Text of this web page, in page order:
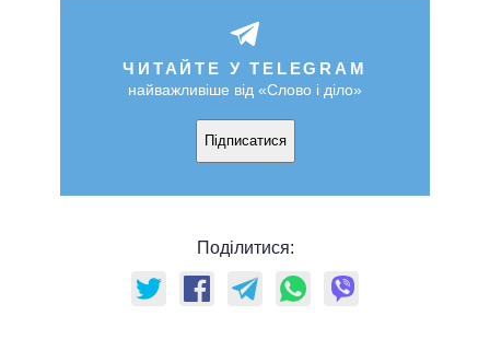
ЧИТАЙТЕ У TELEGRAM
найважливіше від «Слово і діло»
Підписатися
Поділитися: